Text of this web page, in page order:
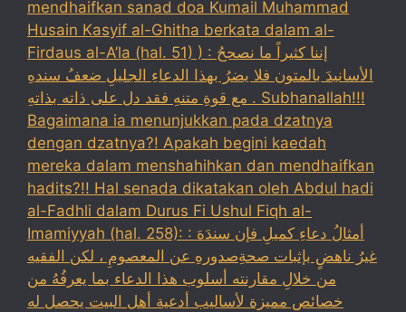
mendhaifkan sanad doa Kumail Muhammad
Husain Kasyif al-Ghitha berkata dalam al-
Firdaus al-A’la (hal. 51) ) : إننا كثيراً ما نصححُ
الأسانيدَ بالمتون فلا يضرُ بهذا الدعاءِ الجليلِ ضعفُ سندهِ
مع قوةِ متنهِ فقد دل على ذاته بذاتهِ . Subhanallah!!!
Bagaimana ia menunjukkan pada dzatnya
dengan dzatnya?! Apakah begini kaedah
mereka dalam menshahihkan dan mendhaifkan
hadits?!! Hal senada dikatakan oleh Abdul hadi
al-Fadhli dalam Durus Fi Ushul Fiqh al-
Imamiyyah (hal. 258): : أمثالُ دعاءِ كميلِ فإن سندَهَ
غيرُ ناهضٍ بإثبات صحةِصدورهِ عن المعصومِ ، لكن الفقيه
من خلالِ مقارنته أسلوب هذا الدعاء بما يعرفُهُ من
خصائص مميزة لأساليب أدعية أهل البيت يحصل له